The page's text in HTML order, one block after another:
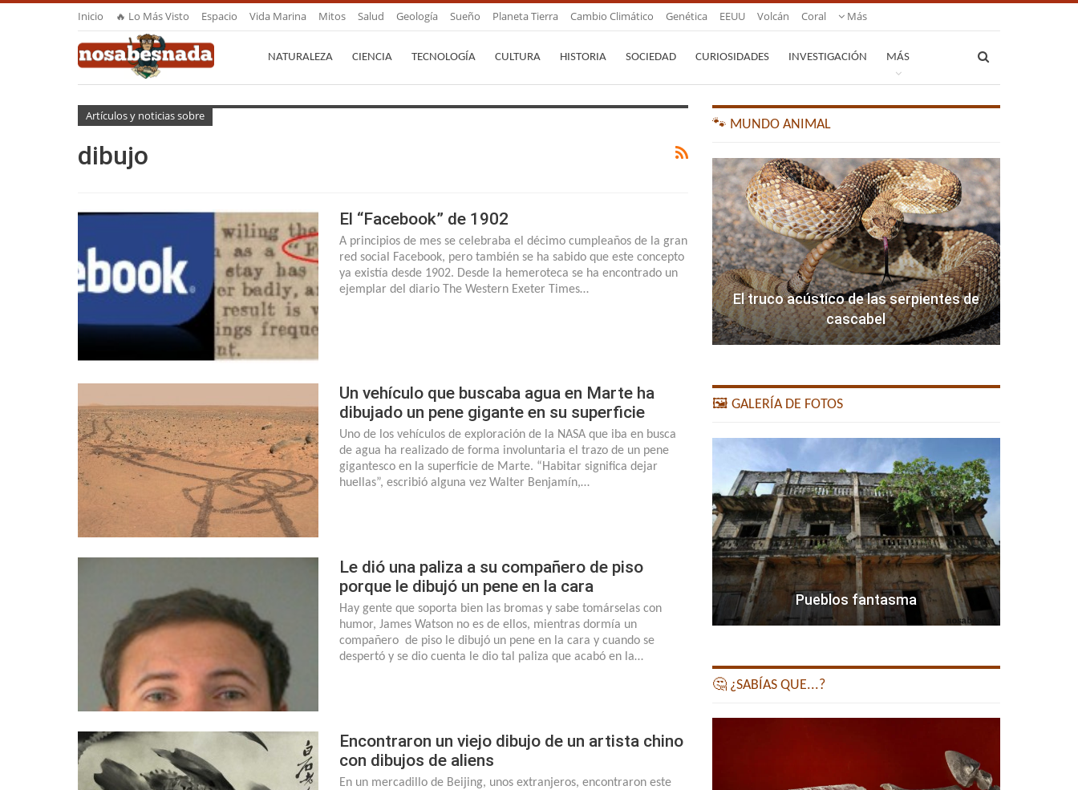
Inicio 🔥 Lo Más Visto Espacio Vida Marina Mitos Salud Geología Sueño Planeta Tierra Cambio Climático Genética EEUU Volcán Coral Más
NATURALEZA CIENCIA TECNOLOGÍA CULTURA HISTORIA SOCIEDAD CURIOSIDADES INVESTIGACIÓN MÁS
Artículos y noticias sobre
dibujo
El “Facebook” de 1902
A principios de mes se celebraba el décimo cumpleaños de la gran
red social Facebook, pero también se ha sabido que este concepto
ya existía desde 1902. Desde la hemeroteca se ha encontrado un
ejemplar del diario The Western Exeter Times…
Un vehículo que buscaba agua en Marte ha
dibujado un pene gigante en su superficie
Uno de los vehículos de exploración de la NASA que iba en busca
de agua ha realizado de forma involuntaria el trazo de un pene
gigantesco en la superficie de Marte. “Habitar significa dejar
huellas”, escribió alguna vez Walter Benjamín,…
Le dió una paliza a su compañero de piso
porque le dibujó un pene en la cara
Hay gente que soporta bien las bromas y sabe tomárselas con
humor, James Watson no es de ellos, mientras dormía un
compañero de piso le dibujó un pene en la cara y cuando se
despertó y se dio cuenta le dio tal paliza que acabó en la…
Encontraron un viejo dibujo de un artista chino
con dibujos de aliens
En un mercadillo de Beijing, unos extranjeros, encontraron este
🐾 MUNDO ANIMAL
El truco acústico de las serpientes de
cascabel
🖼️ GALERÍA DE FOTOS
Pueblos fantasma
🤔 ¿SABÍAS QUE...?